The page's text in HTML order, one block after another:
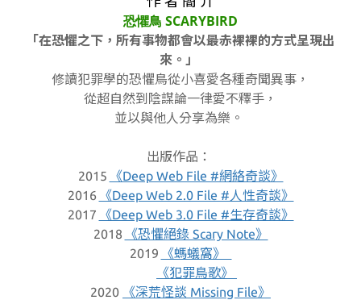
恐懼鳥 SCARYBIRD
「在恐懼之下，所有事物都會以最赤裸裸的方式呈現出
來。」
修讀犯罪學的恐懼鳥從小喜愛各種奇聞異事，
從超自然到陰謀論一律愛不釋手，
並以與他人分享為樂。
出版作品：
2015
《Deep Web File #網絡奇談》
2016
《Deep Web 2.0 File #人性奇談》
2017
《Deep Web 3.0 File #生存奇談》
2018
《恐懼絕錄 Scary Note》
2019
《螞蟻窩》
《犯罪鳥歌》
2020
《深荒怪談 Missing File》